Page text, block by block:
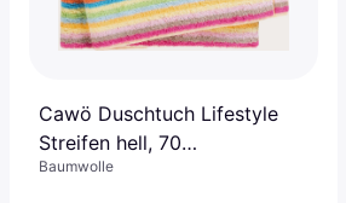
Cawö Duschtuch Lifestyle
Streifen hell, 70
Badezimmerhandtuch
Baumwolle